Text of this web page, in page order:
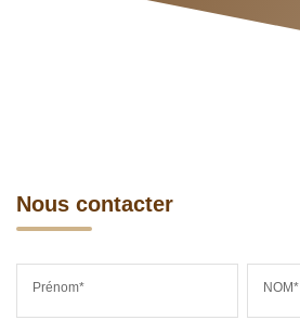
Nous contacter
Prénom* NOM*